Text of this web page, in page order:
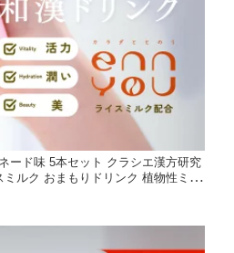
ード味 5本セット クラシエ漢方研究
ルク おまもりドリンク 植物性ミル
モネード 体の揺らぎ 体調 ギフト プ